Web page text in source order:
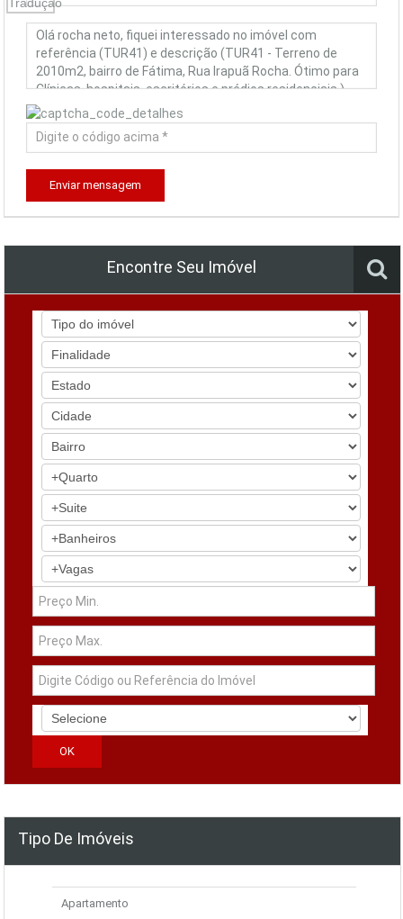
Enviar mensagem
Encontre Seu Imóvel
Tipo De Imóveis
Apartamento